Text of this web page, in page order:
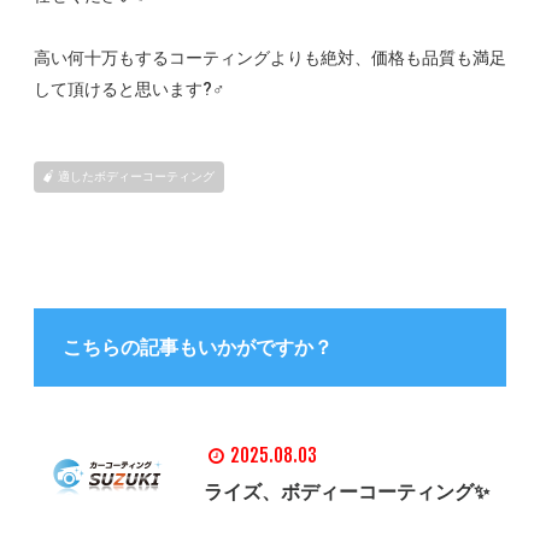
高い何十万もするコーティングよりも絶対、価格も品質も満足
して頂けると思います?‍♂️
適したボディーコーティング
こちらの記事もいかがですか？
2025.08.03
ライズ、ボディーコーティング✨